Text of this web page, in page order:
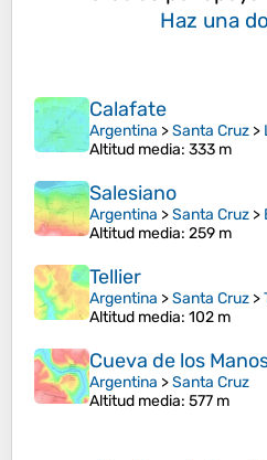
Haz una
Calafate
Argentina >Santa Cruz >
Altitud media: 333 m
Salesiano
Argentina >Santa Cruz >
Altitud media: 259 m
Tellier
Argentina >Santa Cruz >
Altitud media: 102 m
Cueva de los
Argentina >Santa Cruz
Altitud media: 577 m